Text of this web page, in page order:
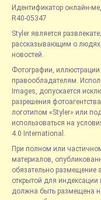
Идентификатор онлайн-
R40-05347
Styler является
рассказывающим о людях,
новостей.
Фотографии,
правообладателям.
Images, допускается
разрешения
логотипом «Styler» или
использоваться на
4.0 International.
При полном или
материалов,
обязательно размещение
открытой для
должна быть размещена